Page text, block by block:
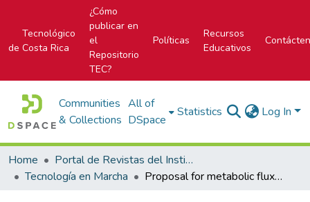
Tecnológico
de Costa Rica
¿Cómo
publicar en
el
Repositorio
TEC?
Políticas
Recursos
Educativos
Communities
& Collections
All of
DSpace
Statistics Log In
Home
Portal de Revistas del Instituto Tecnológico de Costa Rica
Tecnología en Marcha
Proposal for metabolic flux pathways comparison